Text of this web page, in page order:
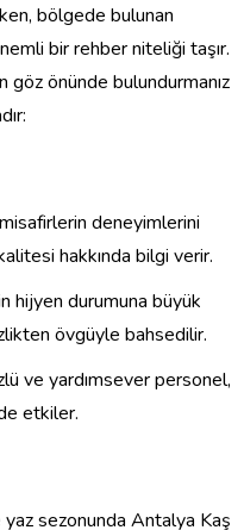
bölgede bulunan
bir rehber niteliği taşır.
önünde bulundurmanız
deneyimlerini
hakkında bilgi verir.
hijyen durumuna büyük
övgüyle bahsedilir.
ve yardımsever personel,
etkiler.
sezonunda Antalya Kaş